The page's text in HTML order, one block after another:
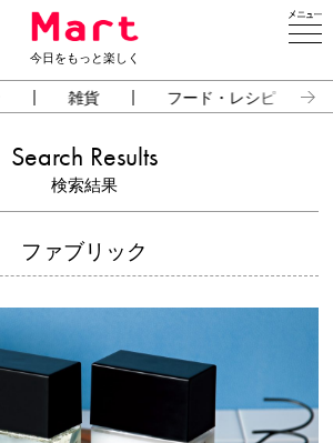
今日をもっと楽しく
雑貨 フード・レシピ
Search Results
検索結果
ファブリック